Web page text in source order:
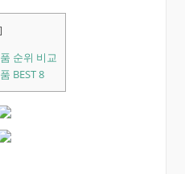
]
순위 비교
BEST 8